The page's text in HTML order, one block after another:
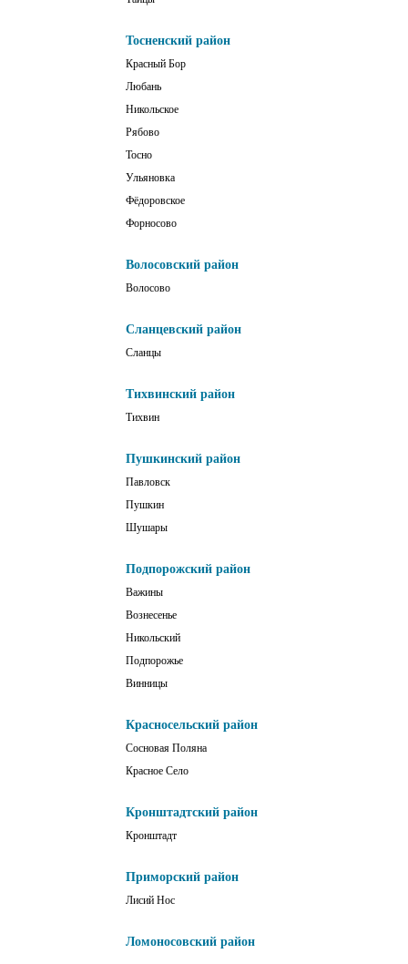
Тосненский район
Красный Бор
Любань
Никольское
Рябово
Тосно
Ульяновка
Фёдоровское
Форносово
Волосовский район
Волосово
Сланцевский район
Сланцы
Тихвинский район
Тихвин
Пушкинский район
Павловск
Пушкин
Шушары
Подпорожский район
Важины
Вознесенье
Никольский
Подпорожье
Винницы
Красносельский район
Сосновая Поляна
Красное Село
Кронштадтский район
Кронштадт
Приморский район
Лисий Нос
Ломоносовский район